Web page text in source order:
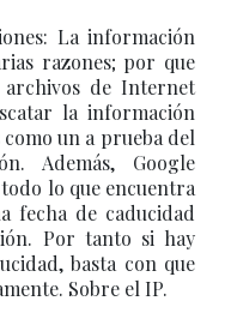
La información
razones; por que
archivos de Internet
la información
un a prueba del
Además, Google
lo que encuentra
fecha de caducidad
Por tanto si hay
basta con que
Sobre el IP.